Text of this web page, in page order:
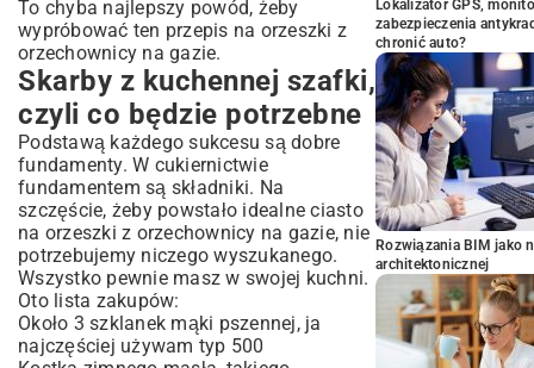
To chyba najlepszy powód, żeby
wypróbować ten przepis na orzeszki z
orzechownicy na gazie.
Skarby z kuchennej szafki,
czyli co będzie potrzebne
Podstawą każdego sukcesu są dobre
fundamenty. W cukiernictwie
fundamentem są składniki. Na
szczęście, żeby powstało idealne ciasto
na orzeszki z orzechownicy na gazie, nie
potrzebujemy niczego wyszukanego.
Wszystko pewnie masz w swojej kuchni.
Oto lista zakupów:
Około 3 szklanek mąki pszennej, ja
najczęściej używam typ 500
Lokalizator GPS,
zabezpieczenia
chronić auto?
Rozwiązania BIM jako
architektonicznej